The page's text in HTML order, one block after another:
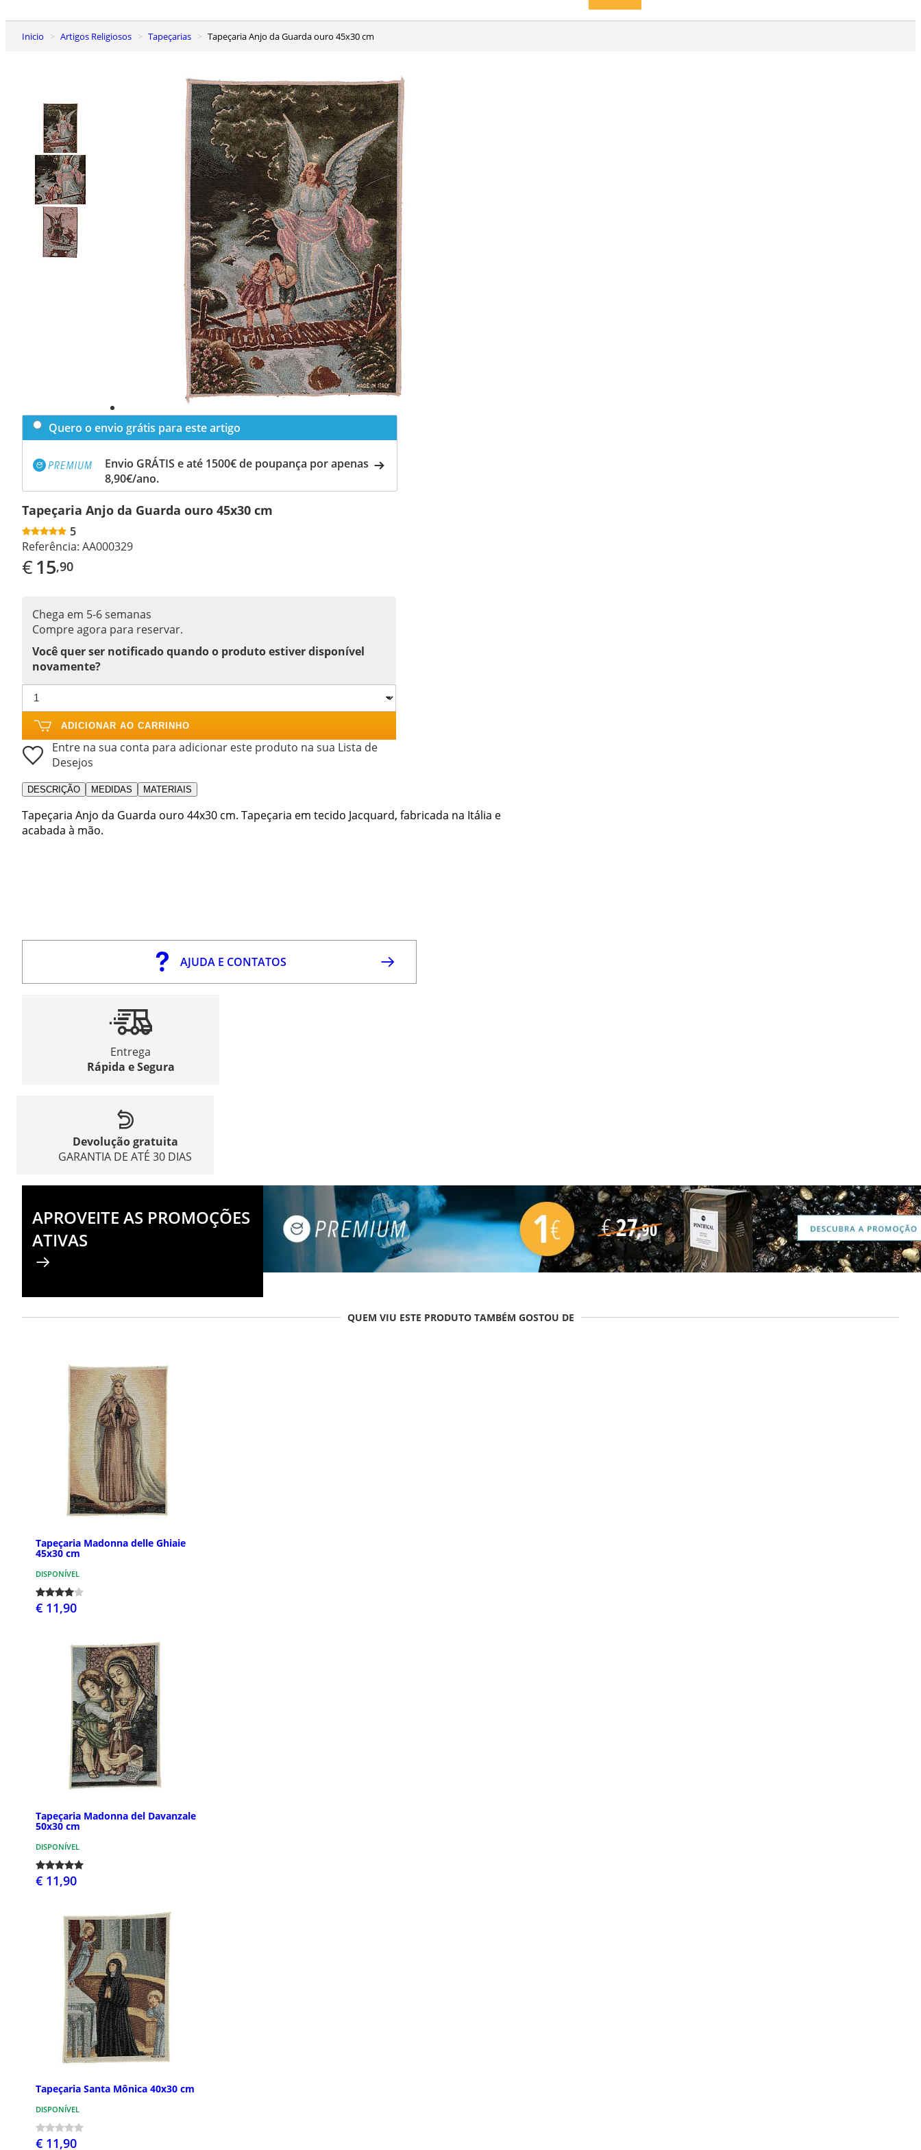
Inicio Artigos Religiosos Tapeçarias Tapeçaria Anjo da Guarda ouro 45x30 cm
Quero o envio grátis para este artigo
Envio GRÁTIS e até 1500€ de poupança por apenas
8,90€/ano.
Tapeçaria Anjo da Guarda ouro 45x30 cm
5
Referência: AA000329
€15,90
Chega em 5-6 semanas
Compre agora para reservar.
Você quer ser notificado quando o produto estiver disponível
novamente?
ADICIONAR AO CARRINHO
Entre na sua conta para adicionar este produto na sua Lista de
Desejos
DESCRIÇÃO MEDIDAS MATERIAIS
Tapeçaria Anjo da Guarda ouro 44x30 cm. Tapeçaria em tecido Jacquard, fabricada na Itália e
acabada à mão.
AJUDA E CONTATOS
Entrega
Rápida e Segura
Devolução gratuita
GARANTIA DE ATÉ 30 DIAS
APROVEITE AS PROMOÇÕES
ATIVAS
QUEM VIU ESTE PRODUTO TAMBÉM GOSTOU DE
Tapeçaria Madonna delle Ghiaie
45x30 cm
DISPONÍVEL
€ 11,90
Tapeçaria Madonna del Davanzale
50x30 cm
DISPONÍVEL
€ 11,90
Tapeçaria Santa Mônica 40x30 cm
DISPONÍVEL
€ 11,90